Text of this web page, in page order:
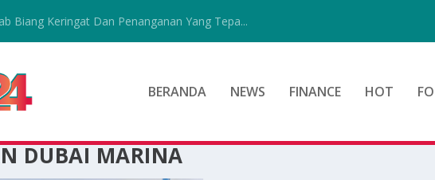
Biang Keringat Dan Penanganan Yang Tepa...
BERANDA NEWS FINANCE HOT
DUBAI MARINA